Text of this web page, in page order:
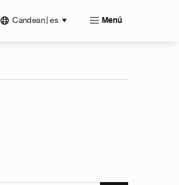
Candean | es Menú